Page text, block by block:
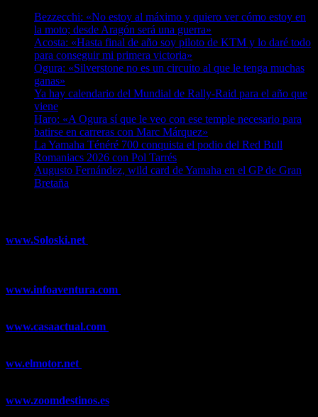
Bezzecchi: «No estoy al máximo y quiero ver cómo estoy en
la moto; desde Aragón será una guerra»
Acosta: «Hasta final de año soy piloto de KTM y lo daré todo
para conseguir mi primera victoria»
Ogura: «Silverstone no es un circuito al que le tenga muchas
ganas»
Ya hay calendario del Mundial de Rally-Raid para el año que
viene
Haro: «A Ogura sí que le veo con ese temple necesario para
batirse en carreras con Marc Márquez»
La Yamaha Ténéré 700 conquista el podio del Red Bull
Romaniacs 2026 con Pol Tarrés
Augusto Fernández, wild card de Yamaha en el GP de Gran
Bretaña
www.Soloski.net
www.infoaventura.com
www.casaactual.com
ww.elmotor.net
www.zoomdestinos.es